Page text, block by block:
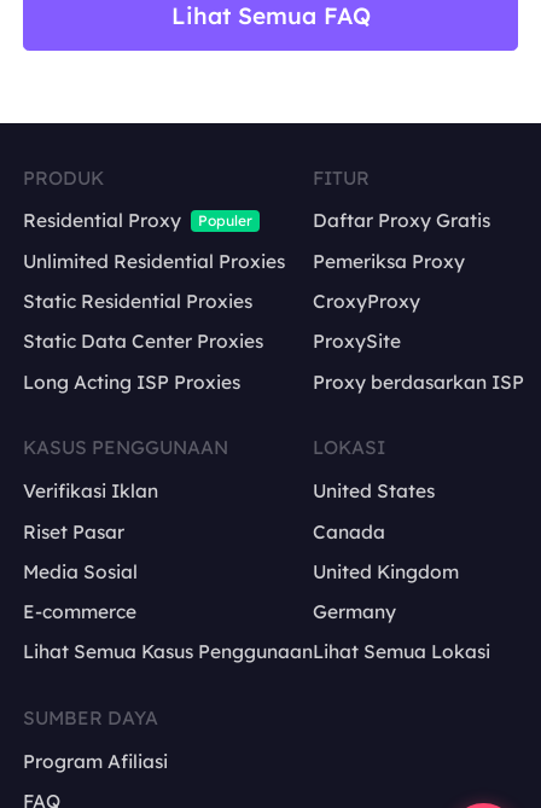
Lihat Semua FAQ
PRODUK
Residential Proxy
Populer
Unlimited Residential Proxies
Static Residential Proxies
Static Data Center Proxies
Long Acting ISP Proxies
FITUR
Daftar Proxy Gratis
Pemeriksa Proxy
CroxyProxy
ProxySite
Proxy berdasarkan ISP
KASUS PENGGUNAAN
Verifikasi Iklan
Riset Pasar
Media Sosial
E-commerce
Lihat Semua Kasus Penggunaan
LOKASI
United States
Canada
United Kingdom
Germany
Lihat Semua Lokasi
SUMBER DAYA
Program Afiliasi
FAQ